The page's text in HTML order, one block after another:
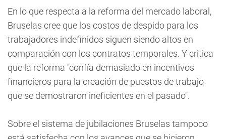
En lo que respecta a la reforma del mercado laboral,
Bruselas cree que los costos de despido para los
trabajadores indefinidos siguen siendo altos en
comparación con los contratos temporales. Y critica
que la reforma "confía demasiado en incentivos
financieros para la creación de puestos de trabajo
que se demostraron ineficientes en el pasado".
Sobre el sistema de jubilaciones Bruselas tampoco